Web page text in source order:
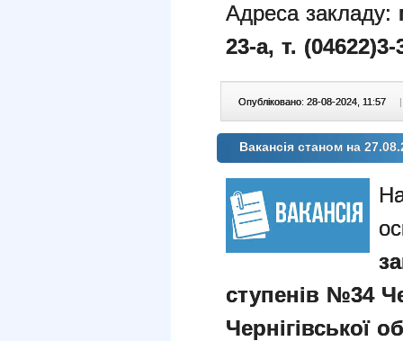
Адреса закладу:
23-а, т. (04622)3-
Опубліковано: 28-08-2024, 11:57 |
Вакансія станом на
ступенів №34
Чернігівської